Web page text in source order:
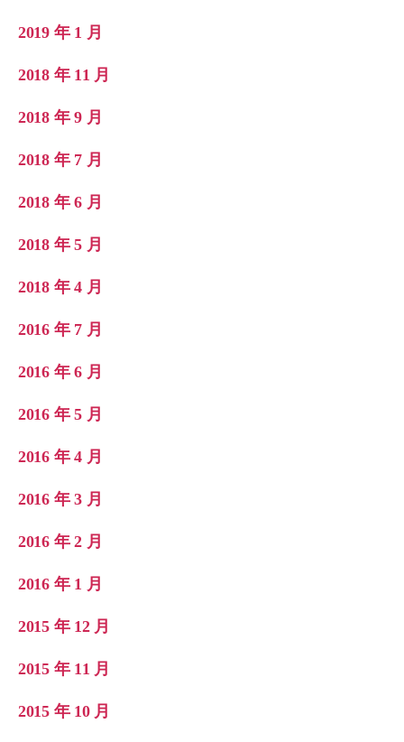
2019 年 1 月
2018 年 11 月
2018 年 9 月
2018 年 7 月
2018 年 6 月
2018 年 5 月
2018 年 4 月
2016 年 7 月
2016 年 6 月
2016 年 5 月
2016 年 4 月
2016 年 3 月
2016 年 2 月
2016 年 1 月
2015 年 12 月
2015 年 11 月
2015 年 10 月